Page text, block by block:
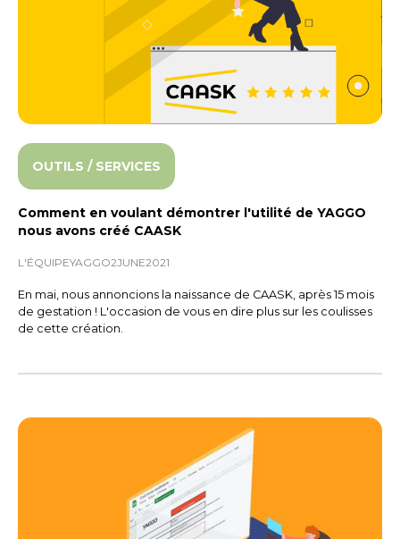
OUTILS / SERVICES
Comment en voulant démontrer l'utilité de YAGGO
nous avons créé CAASK
L'ÉQUIPEYAGGO2JUNE2021
En mai, nous annoncions la naissance de CAASK, après 15 mois
de gestation ! L'occasion de vous en dire plus sur les coulisses
de cette création.